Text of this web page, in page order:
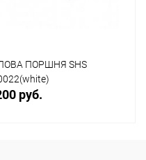
ПОРШНЯ SHS
руб.